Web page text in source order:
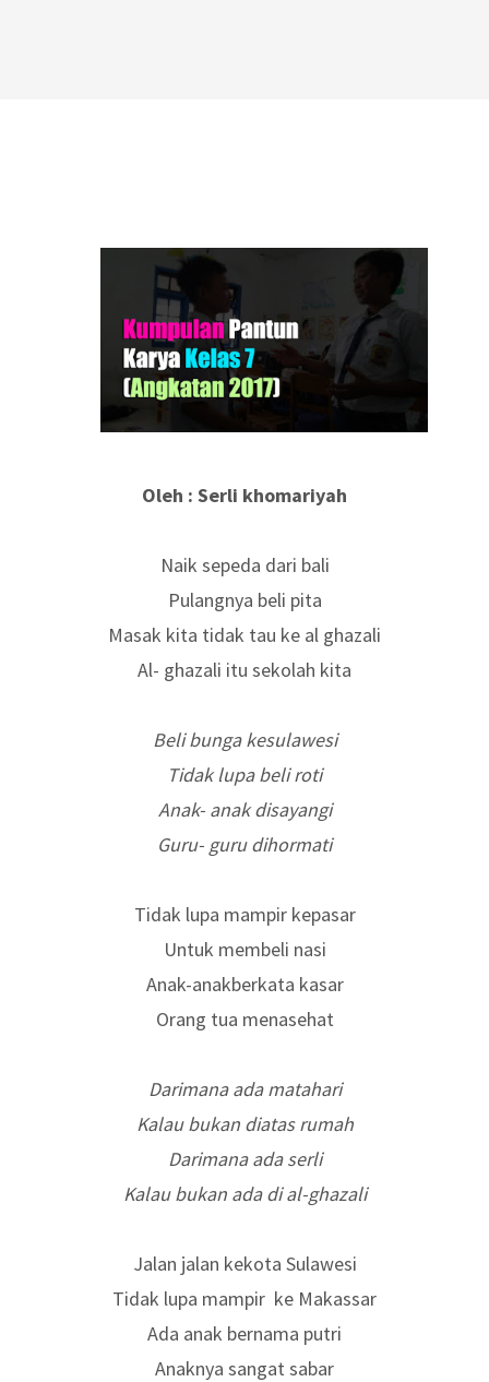
Oleh : Serli khomariyah
Naik sepeda dari bali
Pulangnya beli pita
Masak kita tidak tau ke al ghazali
Al- ghazali itu sekolah kita
Beli bunga kesulawesi
Tidak lupa beli roti
Anak- anak disayangi
Guru- guru dihormati
Tidak lupa mampir kepasar
Untuk membeli nasi
Anak-anakberkata kasar
Orang tua menasehat
Darimana ada matahari
Kalau bukan diatas rumah
Darimana ada serli
Kalau bukan ada di al-ghazali
Jalan jalan kekota Sulawesi
Tidak lupa mampir ke Makassar
Ada anak bernama putri
Anaknya sangat sabar